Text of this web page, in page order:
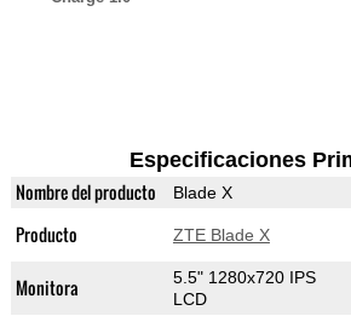
Especificaciones
Nombre del producto Blade X
Producto ZTE Blade X
Monitora
5.5" 1280x720 IPS
LCD